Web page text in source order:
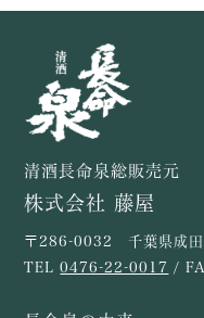
清酒長命泉総販売元
株式会社 藤屋
〒286-0032 千葉県成田
TEL0476-22-0017 /